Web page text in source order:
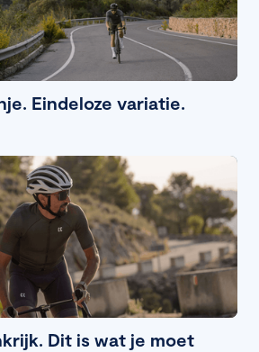
Eindeloze variatie.
Dit is wat je moet